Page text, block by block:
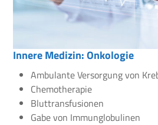
Innere Medizin: Onkologie
Ambulante Versorgung von
Chemotherapie
Bluttransfusionen
Gabe von Immunglobulinen